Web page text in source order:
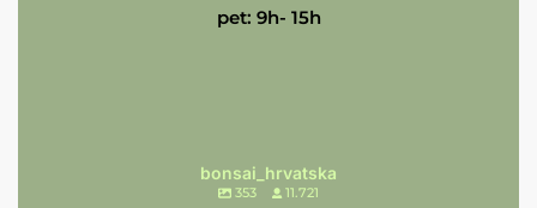
pet: 9h- 15h
bonsai_hrvatska
353 11.721